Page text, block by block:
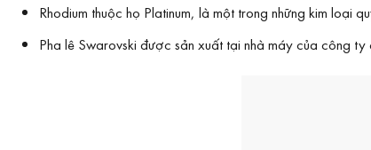
Rhodium thuộc họ Platinum, là một trong những kim
Pha lê Swarovski được sản xuất tại nhà máy của công